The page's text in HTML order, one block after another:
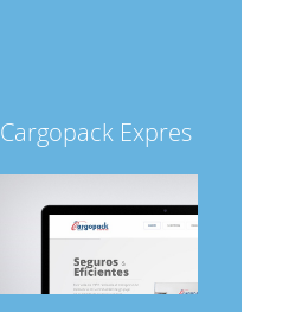
Cargopack Expres